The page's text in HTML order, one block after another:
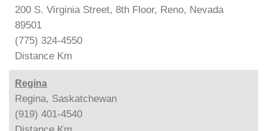
200 S. Virginia Street, 8th Floor, Reno, Nevada
89501
(775) 324-4550
Distance Km
Regina
Regina, Saskatchewan
(919) 401-4540